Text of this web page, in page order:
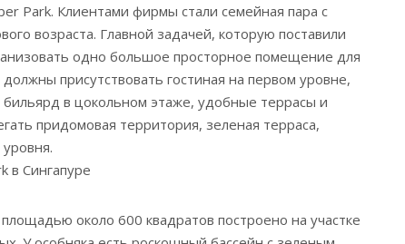
Park. Клиентами фирмы стали семейная пара с
возраста. Главной задачей, которую поставили
одно большое просторное помещение для
присутствовать гостиная на первом уровне,
в цокольном этаже, удобные террасы и
придомовая территория, зеленая терраса,
около 600 квадратов построено на участке